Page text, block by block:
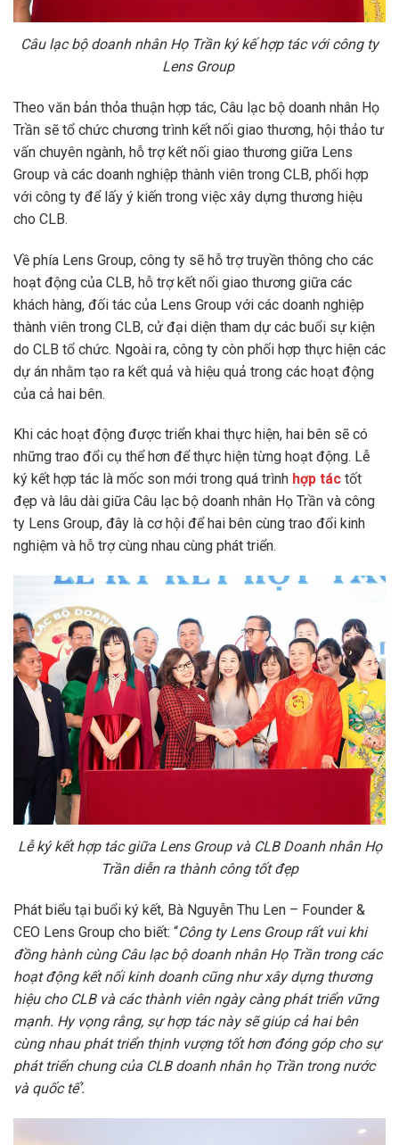
Câu lạc bộ doanh nhân Họ Trần ký kế hợp tác với công ty
Lens Group
Theo văn bản thỏa thuận hợp tác, Câu lạc bộ doanh nhân Họ
Trần sẽ tổ chức chương trình kết nối giao thương, hội thảo tư
vấn chuyên ngành, hỗ trợ kết nối giao thương giữa Lens
Group và các doanh nghiệp thành viên trong CLB, phối hợp
với công ty để lấy ý kiến trong việc xây dựng thương hiệu
cho CLB.
Về phía Lens Group, công ty sẽ hỗ trợ truyền thông cho các
hoạt động của CLB, hỗ trợ kết nối giao thương giữa các
khách hàng, đối tác của Lens Group với các doanh nghiệp
thành viên trong CLB, cử đại diện tham dự các buổi sự kiện
do CLB tổ chức. Ngoài ra, công ty còn phối hợp thực hiện các
dự án nhằm tạo ra kết quả và hiệu quả trong các hoạt động
của cả hai bên.
Khi các hoạt động được triển khai thực hiện, hai bên sẽ có
những trao đổi cụ thể hơn để thực hiện từng hoạt động. Lễ
ký kết hợp tác là mốc son mới trong quá trình hợp tác tốt
đẹp và lâu dài giữa Câu lạc bộ doanh nhân Họ Trần và công
ty Lens Group, đây là cơ hội để hai bên cùng trao đổi kinh
nghiệm và hỗ trợ cùng nhau cùng phát triển.
Lễ ký kết hợp tác giữa Lens Group và CLB Doanh nhân Họ
Trần diễn ra thành công tốt đẹp
Phát biểu tại buổi ký kết, Bà Nguyễn Thu Len – Founder &
CEO Lens Group cho biết: “Công ty Lens Group rất vui khi
đồng hành cùng Câu lạc bộ doanh nhân Họ Trần trong các
hoạt động kết nối kinh doanh cũng như xây dựng thương
hiệu cho CLB và các thành viên ngày càng phát triển vững
mạnh. Hy vọng rằng, sự hợp tác này sẽ giúp cả hai bên
cùng nhau phát triển thịnh vượng tốt hơn đóng góp cho sự
phát triển chung của CLB doanh nhân họ Trần trong nước
và quốc tế’.